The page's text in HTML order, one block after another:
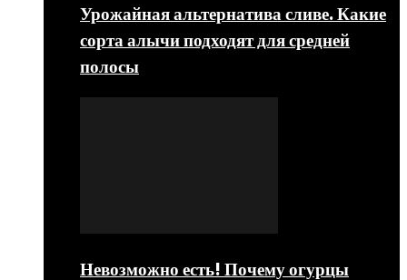
Урожайная альтернатива сливе. Какие
сорта алычи подходят для средней
полосы
Невозможно есть! Почему огурцы